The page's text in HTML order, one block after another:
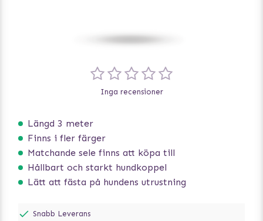
Längd 3 meter
Finns i fler färger
Matchande sele finns att köpa till
Hållbart och starkt hundkoppel
Lätt att fästa på hundens utrustning
Inga recensioner
Snabb Leverans